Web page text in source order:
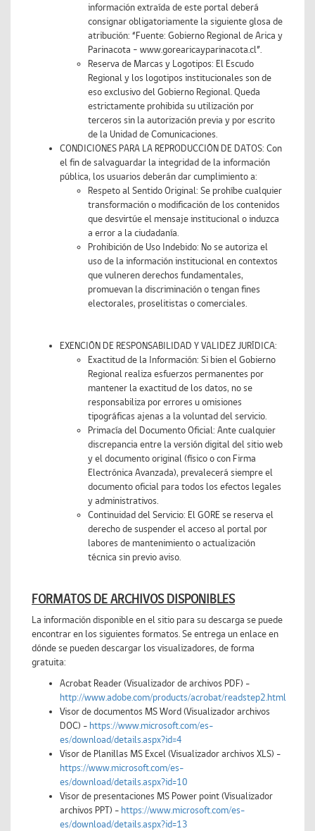
información extraída de este portal deberá
consignar obligatoriamente la siguiente glosa de
atribución: “Fuente: Gobierno Regional de Arica y
Parinacota – www.gorearicayparinacota.cl”.
Reserva de Marcas y Logotipos: El Escudo
Regional y los logotipos institucionales son de
eso exclusivo del Gobierno Regional. Queda
estrictamente prohibida su utilización por
terceros sin la autorización previa y por escrito
de la Unidad de Comunicaciones.
CONDICIONES PARA LA REPRODUCCIÓN DE DATOS: Con
el fin de salvaguardar la integridad de la información
pública, los usuarios deberán dar cumplimiento a:
Respeto al Sentido Original: Se prohíbe cualquier
transformación o modificación de los contenidos
que desvirtúe el mensaje institucional o induzca
a error a la ciudadanía.
Prohibición de Uso Indebido: No se autoriza el
uso de la información institucional en contextos
que vulneren derechos fundamentales,
promuevan la discriminación o tengan fines
electorales, proselitistas o comerciales.
EXENCIÓN DE RESPONSABILIDAD Y VALIDEZ JURÍDICA:
Exactitud de la Información: Si bien el Gobierno
Regional realiza esfuerzos permanentes por
mantener la exactitud de los datos, no se
responsabiliza por errores u omisiones
tipográficas ajenas a la voluntad del servicio.
Primacía del Documento Oficial: Ante cualquier
discrepancia entre la versión digital del sitio web
y el documento original (físico o con Firma
Electrónica Avanzada), prevalecerá siempre el
documento oficial para todos los efectos legales
y administrativos.
Continuidad del Servicio: El GORE se reserva el
derecho de suspender el acceso al portal por
labores de mantenimiento o actualización
técnica sin previo aviso.
FORMATOS DE ARCHIVOS DISPONIBLES
La información disponible en el sitio para su descarga se puede
encontrar en los siguientes formatos. Se entrega un enlace en
dónde se pueden descargar los visualizadores, de forma
gratuita:
Acrobat Reader (Visualizador de archivos PDF) -
http://www.adobe.com/products/acrobat/readstep2.html
Visor de documentos MS Word (Visualizador archivos
DOC) - https://www.microsoft.com/es-
es/download/details.aspx?id=4
Visor de Planillas MS Excel (Visualizador archivos XLS) -
https://www.microsoft.com/es-
es/download/details.aspx?id=10
Visor de presentaciones MS Power point (Visualizador
archivos PPT) - https://www.microsoft.com/es-
es/download/details.aspx?id=13